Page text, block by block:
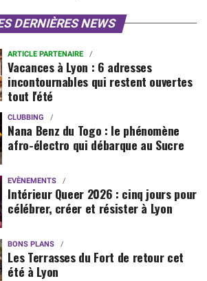
DERNIÈRES NEWS
ARTICLE PARTENAIRE
Vacances à Lyon : 6 adresses
incontournables qui restent ouvertes
tout l'été
CLUBBING
Nana Benz du Togo : le phénomène
afro-électro qui débarque au Sucre
EVÈNEMENTS
Intérieur Queer 2026 : cinq jours pour
célébrer, créer et résister à Lyon
BONS PLANS
Les Terrasses du Fort de retour cet
été à Lyon